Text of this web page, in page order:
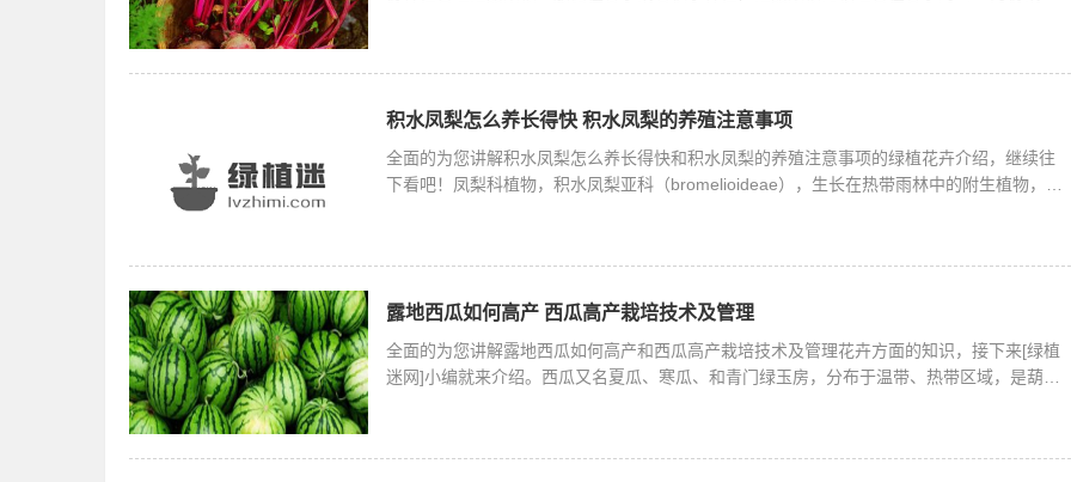
积水凤梨怎么养长得快 积水凤梨的养殖注意事项
全面的为您讲解积水凤梨怎么养长得快和积水凤梨的养殖注意事项的绿植花卉介绍，继续往
下看吧！凤梨科植物，积水凤梨亚科（bromelioideae），生长在热带雨林中的附生植物，属
露地西瓜如何高产 西瓜高产栽培技术及管理
全面的为您讲解露地西瓜如何高产和西瓜高产栽培技术及管理花卉方面的知识，接下来[绿植
迷网]小编就来介绍。西瓜又名夏瓜、寒瓜、和青门绿玉房，分布于温带、热带区域，是葫芦